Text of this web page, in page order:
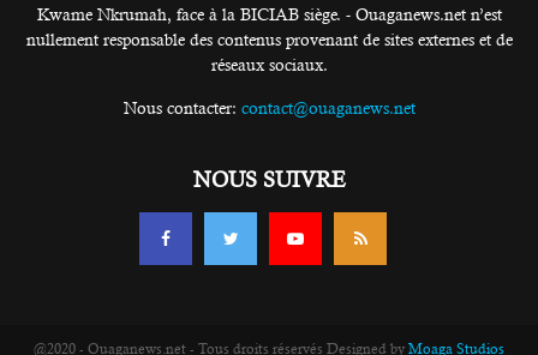
Kwame Nkrumah, face à la BICIAB siège. - Ouaganews.net n’est
nullement responsable des contenus provenant de sites externes et de
réseaux sociaux.
Nous contacter: contact@ouaganews.net
NOUS SUIVRE
@2020 - Ouaganews.net - Tous droits réservés Designed by Moaga Studios